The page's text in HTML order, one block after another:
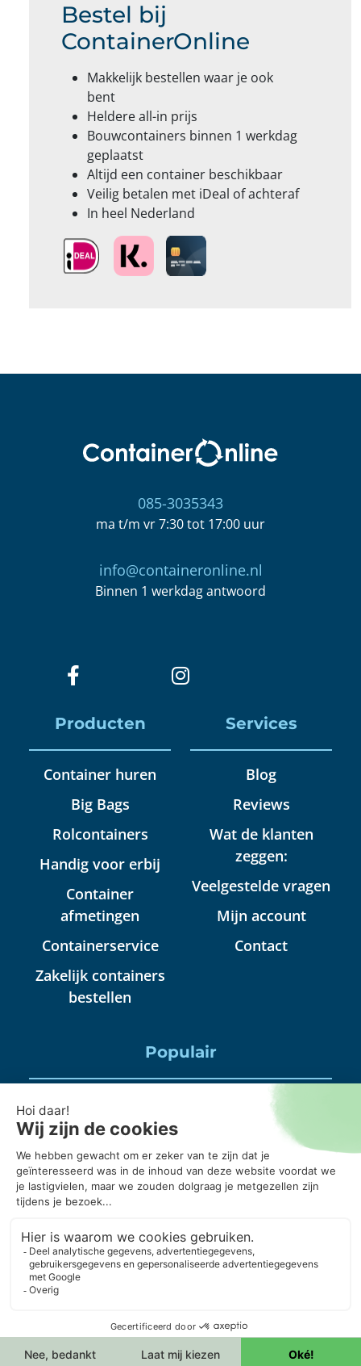
Bestel bij
ContainerOnline
Makkelijk bestellen waar je ook
bent
Heldere all-in prijs
Bouwcontainers binnen 1 werkdag
geplaatst
Altijd een container beschikbaar
Veilig betalen met iDeal of achteraf
In heel Nederland
085-3035343
ma t/m vr 7:30 tot 17:00 uur
info@containeronline.nl
Binnen 1 werkdag antwoord
Producten
Container huren
Big Bags
Rolcontainers
Handig voor erbij
Container
afmetingen
Containerservice
Zakelijk containers
bestellen
Services
Blog
Reviews
Wat de klanten
zeggen:
Veelgestelde vragen
Mijn account
Contact
Populair
Huisraad container huren
Puinbak huren, mag daar alles in?
20 kuub container, wanneer gebruik je die?
KVK: 65583264
Algemene voorwaarden
Acceptatie voorwaarden
Privacyverklaring
Cookieverklaring
Cookievoorkeuren